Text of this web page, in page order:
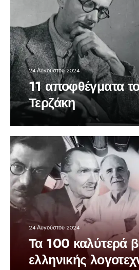
24 Αυγούστου 2024
11 αποφθέγματα
Τερζάκη
24 Αυγούστου 2024
Τα 100 καλύτερά
ελληνικής